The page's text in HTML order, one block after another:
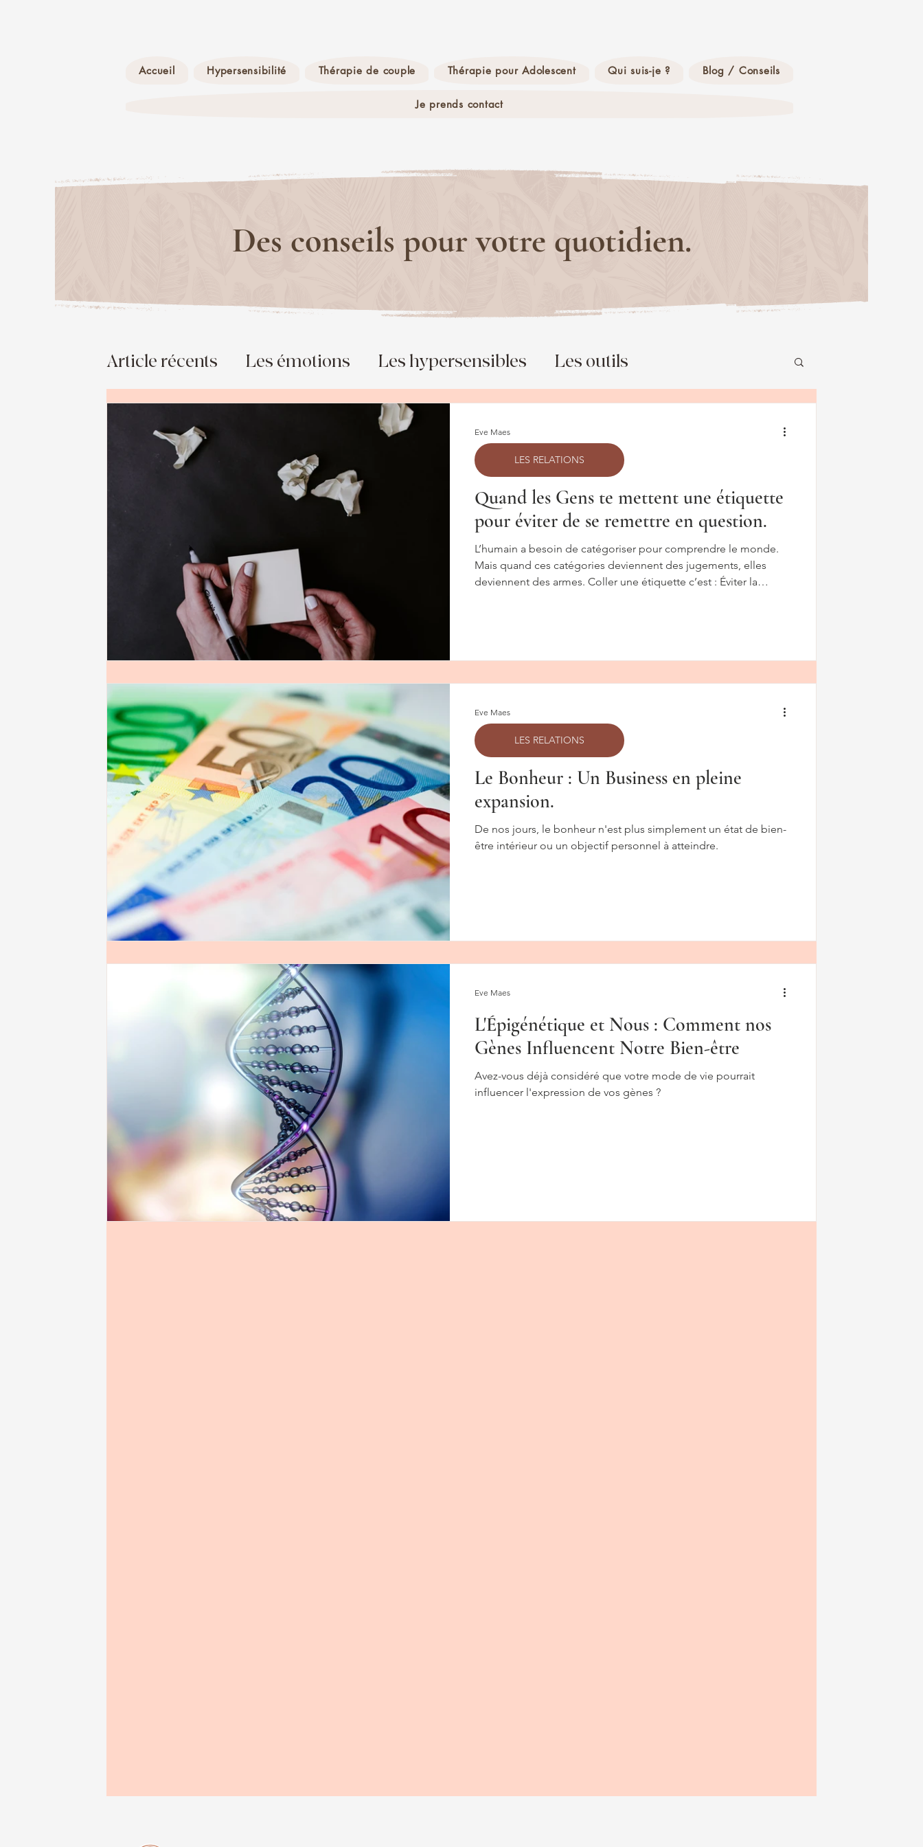
Accueil Hypersensibilité Thérapie de couple Thérapie pour Adolescent Qui suis-je ? Blog / Conseils
Je prends contact
Des conseils pour votre quotidien.
Article récents Les émotions Les hypersensibles Les outils
Les relations
Burn-out La science
Quand les Gens te mettent une étiquette
pour éviter de se remettre en question.
L’humain a besoin de catégoriser pour comprendre le monde.
Mais quand ces catégories deviennent des jugements, elles
deviennent des armes. Coller une étiquette c’est : Éviter la
LES RELATIONS
Eve Maes
Le Bonheur : Un Business en pleine
expansion.
De nos jours, le bonheur n'est plus simplement un état de bien-
être intérieur ou un objectif personnel à atteindre.
LES RELATIONS
Eve Maes
L'Épigénétique et Nous : Comment nos
Gènes Influencent Notre Bien-être
Avez-vous déjà considéré que votre mode de vie pourrait
influencer l'expression de vos gènes ?
Eve Maes